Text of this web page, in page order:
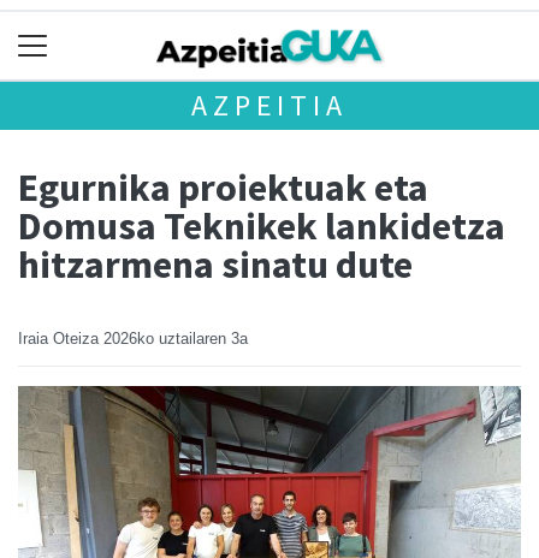
AZPEITIA
Egurnika proiektuak eta
Domusa Teknikek lankidetza
hitzarmena sinatu dute
Iraia Oteiza 2026ko uztailaren 3a